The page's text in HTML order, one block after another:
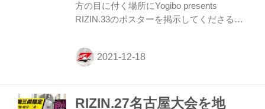
方の目に付く場所にYogibo presents
RIZIN.33のポスターを掲示してくださるポ
まスーパーアリーナで開催されるYogibo
presents RIZIN.33のポスターをお店やジ
ンラインストア（通販サイト）にて販売予
RIZIN.27名古屋大会を地